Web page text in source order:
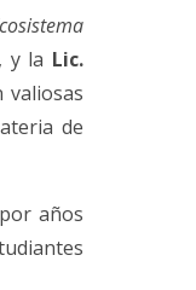
y la Lic.
valiosas
de
años